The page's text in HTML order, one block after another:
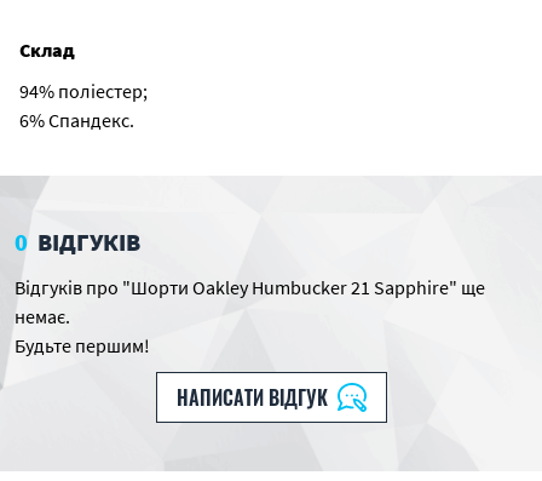
Склад
94% поліестер;
6% Спандекс.
0 ВІДГУКІВ
Відгуків про "Шорти Oakley Humbucker 21 Sapphire" ще
немає.
Будьте першим!
НАПИСАТИ ВІДГУК